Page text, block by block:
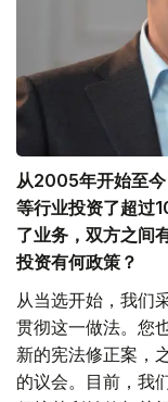
从2005年开始至
等行业投资了超过
了业务，双方之间
投资有何政策？
从当选开始，我们
贯彻这一做法。您
新的宪法修正案，
的议会。目前，我